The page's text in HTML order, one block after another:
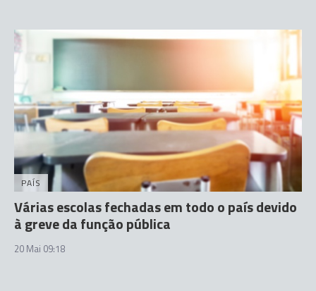
PAÍS
Várias escolas fechadas em todo o país devido
à greve da função pública
20 Mai 09:18